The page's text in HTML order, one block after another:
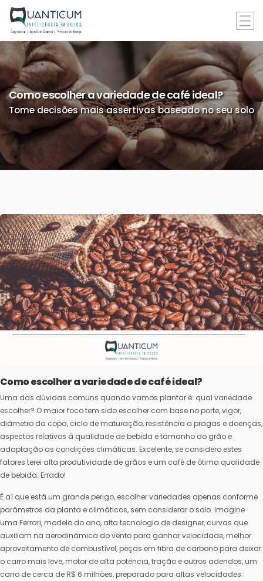
Como escolher a variedade de café ideal?
Tome decisões mais assertivas baseado no seu solo
Como escolher a variedade de café ideal?
Uma das dúvidas comuns quando vamos plantar é: qual variedade
escolher? O maior foco tem sido escolher com base no porte, vigor,
diâmetro da copa, ciclo de maturação, resistência a pragas e doenças,
aspectos relativos à qualidade de bebida e tamanho do grão e
adaptação as condições climáticas. Excelente, se considero estes
fatores terei alta produtividade de grãos e um café de ótima qualidade
de bebida. Errado!
É aí que está um grande perigo, escolher variedades apenas conforme
parâmetros da planta e climáticos, sem considerar o solo. Imagine
uma Ferrari, modelo do ano, alta tecnologia de designer, curvas que
auxiliam na aerodinâmica do vento para ganhar velocidade, melhor
aproveitamento de combustível, peças em fibra de carbono para deixar
o carro mais leve, motor de alta potência, tração e outros adendos, um
carro de cerca de R$ 6 milhões, preparado para altas velocidades.